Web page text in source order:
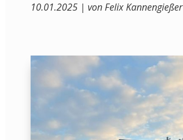
10.01.2025 | von Felix Kannengießer